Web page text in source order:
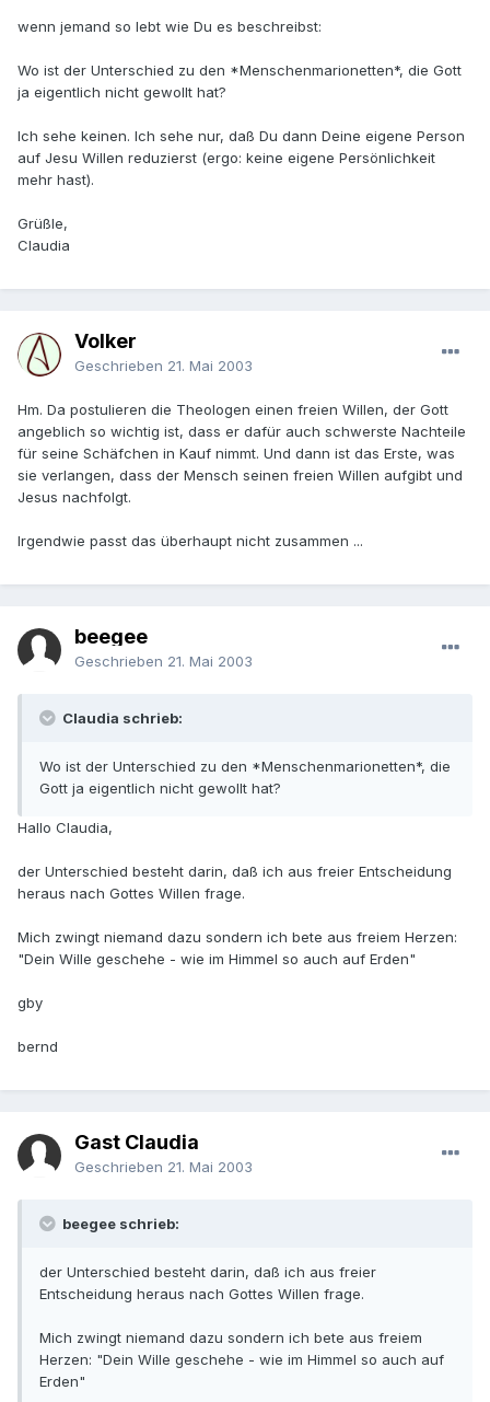
wenn jemand so lebt wie Du es beschreibst:
Wo ist der Unterschied zu den *Menschenmarionetten*, die Gott
ja eigentlich nicht gewollt hat?
Ich sehe keinen. Ich sehe nur, daß Du dann Deine eigene Person
auf Jesu Willen reduzierst (ergo: keine eigene Persönlichkeit
mehr hast).
Grüßle,
Claudia
Volker
Geschrieben 21. Mai 2003
Hm. Da postulieren die Theologen einen freien Willen, der Gott
angeblich so wichtig ist, dass er dafür auch schwerste Nachteile
für seine Schäfchen in Kauf nimmt. Und dann ist das Erste, was
sie verlangen, dass der Mensch seinen freien Willen aufgibt und
Jesus nachfolgt.
Irgendwie passt das überhaupt nicht zusammen ...
beegee
Geschrieben 21. Mai 2003
Claudia schrieb:
Wo ist der Unterschied zu den *Menschenmarionetten*, die
Gott ja eigentlich nicht gewollt hat?
Hallo Claudia,
der Unterschied besteht darin, daß ich aus freier Entscheidung
heraus nach Gottes Willen frage.
Mich zwingt niemand dazu sondern ich bete aus freiem Herzen:
"Dein Wille geschehe - wie im Himmel so auch auf Erden"
gby
bernd
Gast Claudia
Geschrieben 21. Mai 2003
beegee schrieb:
der Unterschied besteht darin, daß ich aus freier
Entscheidung heraus nach Gottes Willen frage.
Mich zwingt niemand dazu sondern ich bete aus freiem
Herzen: "Dein Wille geschehe - wie im Himmel so auch auf
Erden"